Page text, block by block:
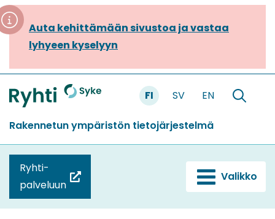
Siirry
sisältöönAuta kehittämään sivustoa ja vastaa
lyhyeen kyselyyn
Etusivu
FI SV EN
Hae
Rakennetun ympäristön tietojärjestelmä
Ryhti-
palveluun
(siirryt
toiseen
Valikko